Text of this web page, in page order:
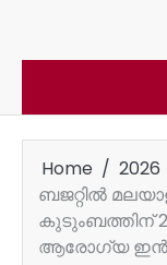
Home 2026
ബജറ്റിൽ
കുടുംബത്തിന്
ആരോഗ്യ